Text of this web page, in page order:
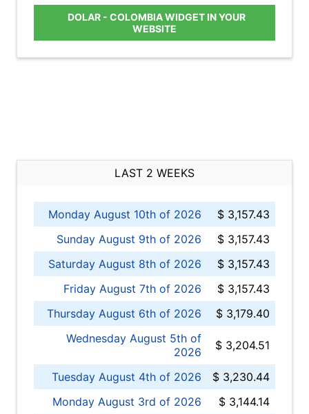
DOLAR - COLOMBIA WIDGET IN YOUR
WEBSITE
LAST 2 WEEKS
Monday August 10th of 2026
$ 3,157.43
Sunday August 9th of 2026
$ 3,157.43
Saturday August 8th of 2026
$ 3,157.43
Friday August 7th of 2026
$ 3,157.43
Thursday August 6th of 2026
$ 3,179.40
Wednesday August 5th of
2026
$ 3,204.51
Tuesday August 4th of 2026
$ 3,230.44
Monday August 3rd of 2026
$ 3,144.14